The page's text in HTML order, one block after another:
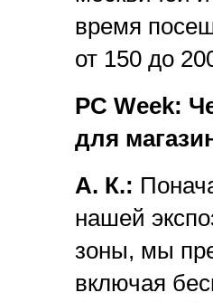
время
от 150 до
PC Week:
для
А. К.:
нашей
зоны, мы
включая